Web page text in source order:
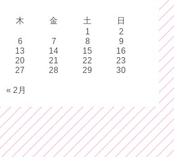
木 金 土
日
1
2
6 7 8
9
13 14 15
16
20 21 22
23
27 28 29
30
« 2月